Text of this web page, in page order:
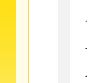
・
・
・